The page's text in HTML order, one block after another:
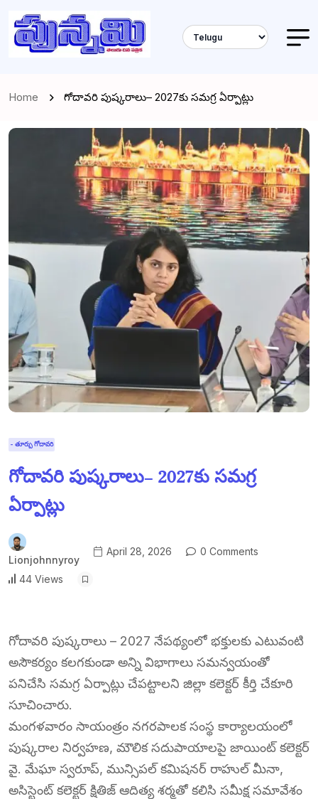
Home గోదావరి పుష్కరాలు– 2027కు సమగ్ర ఏర్పాట్లు
- తూర్పు గోదావరి
గోదావరి పుష్కరాలు– 2027కు సమగ్ర
ఏర్పాట్లు
Lionjohnnyroy
April 28, 2026 0 Comments
44 Views
గోదావరి పుష్కరాలు – 2027 నేపథ్యంలో భక్తులకు ఎటువంటి
అసౌకర్యం కలగకుండా అన్ని విభాగాలు సమన్వయంతో
పనిచేసి సమగ్ర ఏర్పాట్లు చేపట్టాలని జిల్లా కలెక్టర్ కీర్తి చేకూరి
సూచించారు.
మంగళవారం సాయంత్రం నగరపాలక సంస్థ కార్యాలయంలో
పుష్కరాల నిర్వహణ, మౌలిక సదుపాయాలపై జాయింట్ కలెక్టర్
వై. మేఘా స్వరూప్, మున్సిపల్ కమిషనర్ రాహుల్ మీనా,
అసిస్టెంట్ కలెక్టర్ క్షితిజ్ ఆదిత్య శర్మతో కలిసి సమీక్ష సమావేశం